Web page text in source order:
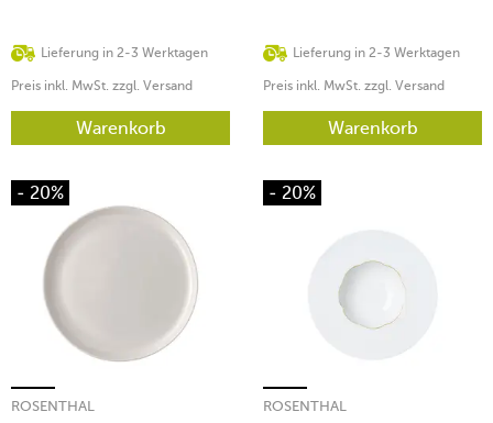
Lieferung in 2-3 Werktagen
Preis inkl. MwSt. zzgl. Versand
Warenkorb
Lieferung in 2-3 Werktagen
Preis inkl. MwSt. zzgl. Versand
Warenkorb
- 20%
ROSENTHAL
- 20%
ROSENTHAL